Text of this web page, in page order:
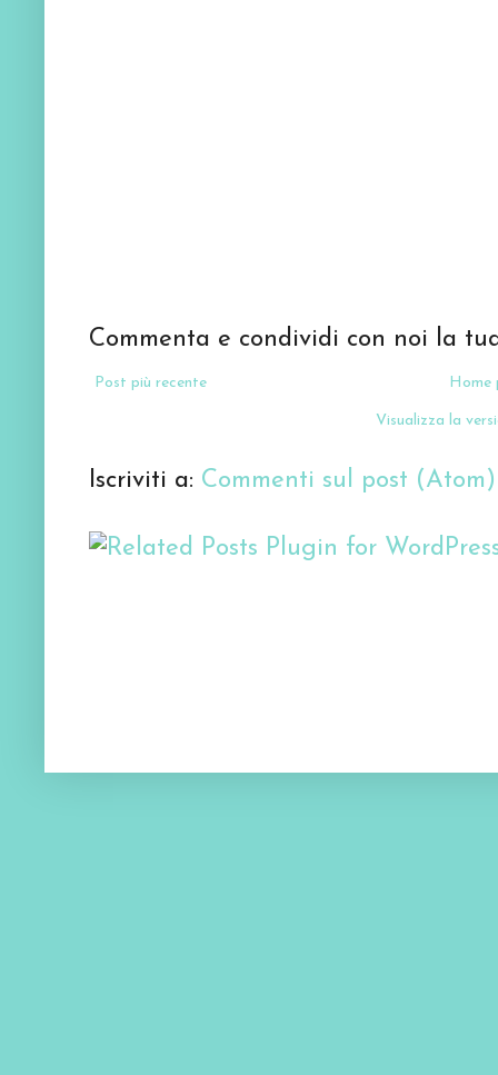
Commenta e condividi con noi la
Post più recente Home
Visualizza la
Iscriviti a: Commenti sul post (Atom)